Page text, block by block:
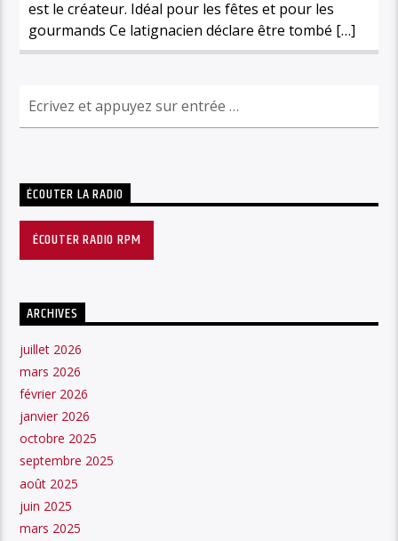
est le créateur. Idéal pour les fêtes et pour les
gourmands Ce latignacien déclare être tombé […]
ÉCOUTER LA RADIO
ÉCOUTER RADIO RPM
ARCHIVES
juillet 2026
mars 2026
février 2026
janvier 2026
octobre 2025
septembre 2025
août 2025
juin 2025
mars 2025